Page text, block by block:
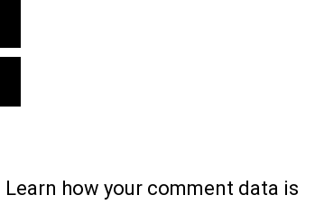
Learn how your comment data is